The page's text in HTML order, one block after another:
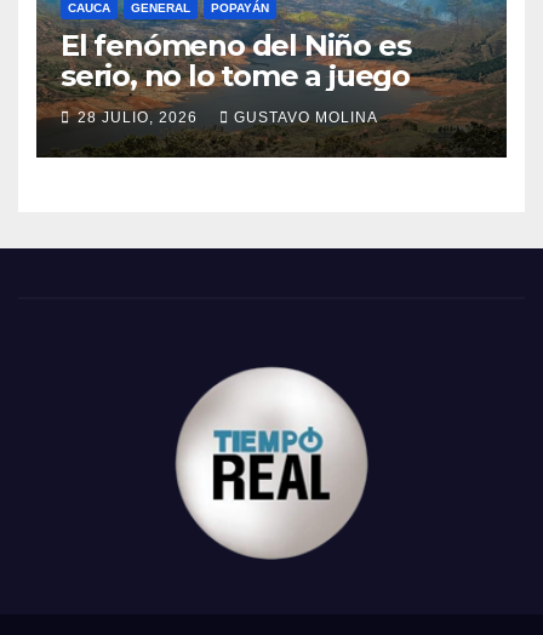
CAUCA GENERAL POPAYÁN
El fenómeno del Niño es
serio, no lo tome a juego
28 JULIO, 2026 GUSTAVO MOLINA